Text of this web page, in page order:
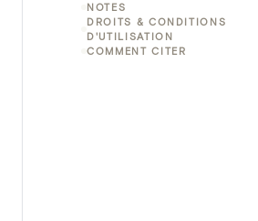
NOTES
DROITS & CONDITIONS
D'UTILISATION
COMMENT CITER